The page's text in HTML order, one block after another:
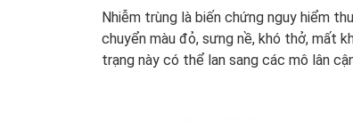
Nhiễm trùng là biến chứng nguy hiểm
chuyển màu đỏ, sưng nề, khó thở, mất
trạng này có thể lan sang các mô lân